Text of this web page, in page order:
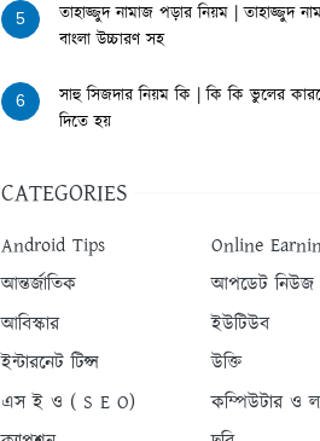
5
তাহাজ্জুদ নামাজ পড়ার নিয়ম | তাহাজ্জুদ
বাংলা উচ্চারণ সহ
6
সাহু সিজদার নিয়ম কি | কি কি ভুলের
দিতে হয়
CATEGORIES
Android Tips
Online
আন্তর্জাতিক
আপডেট নিউজ
আবিস্কার
ইউটিউব
ইন্টারনেট টিপ্স
উক্তি
এস ই ও ( S E O)
কম্পিউটার ও